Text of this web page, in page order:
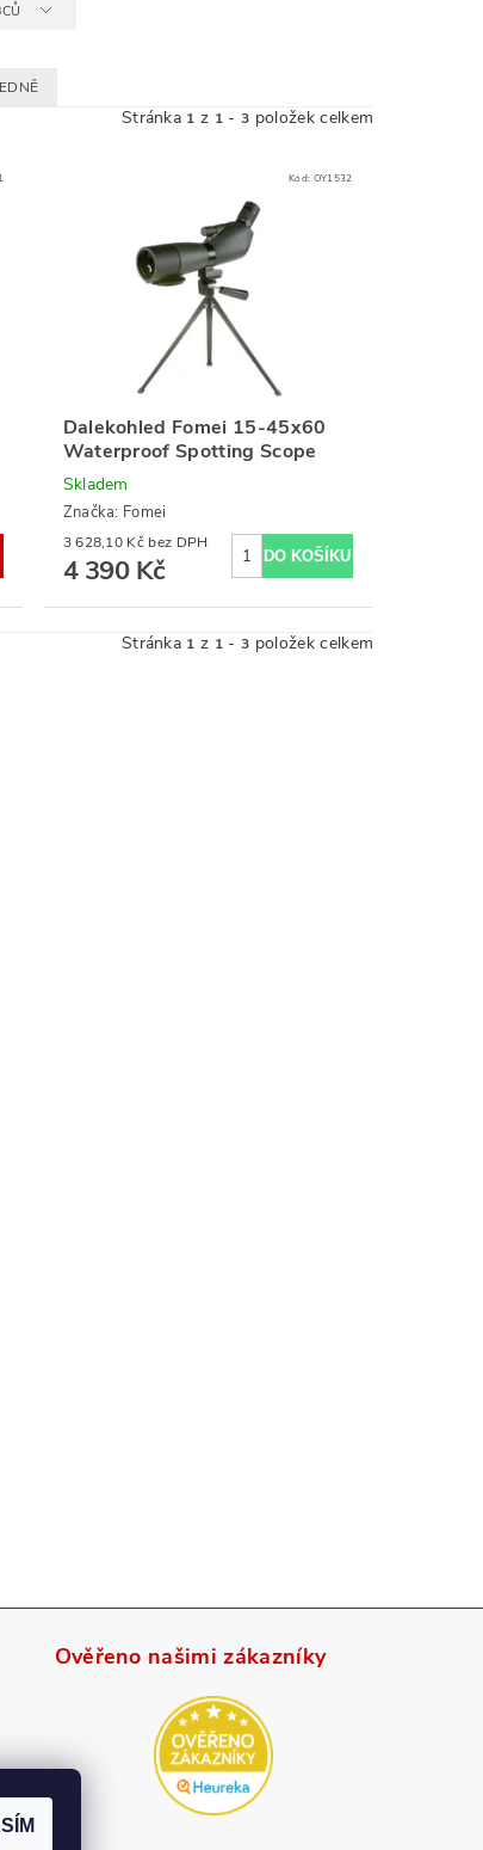
Stránka 1 z 1 -3 položek celkem
Kód: OY1532
Dalekohled Fomei 15-45x60
Waterproof Spotting Scope
Skladem
Značka: Fomei
3 628,10 Kč bez DPH
4 390 Kč
Stránka 1 z 1 -3 položek celkem
Ověřeno našimi zákazníky